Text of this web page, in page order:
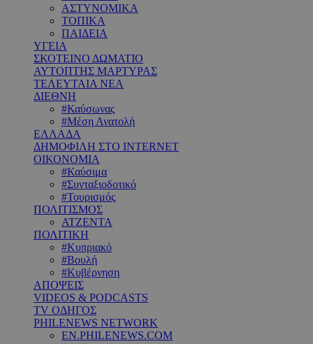
ΑΣΤΥΝΟΜΙΚΑ
ΤΟΠΙΚΑ
ΠΑΙΔΕΙΑ
ΥΓΕΙΑ
ΣΚΟΤΕΙΝΟ ΔΩΜΑΤΙΟ
ΑΥΤΟΠΤΗΣ ΜΑΡΤΥΡΑΣ
ΤΕΛΕΥΤΑΙΑ ΝΕΑ
ΔΙΕΘΝΗ
#Καύσωνας
#Μέση Ανατολή
ΕΛΛΑΔΑ
ΔΗΜΟΦΙΛΗ ΣΤΟ INTERNET
ΟΙΚΟΝΟΜΙΑ
#Καύσιμα
#Συνταξιοδοτικό
#Τουρισμός
ΠΟΛΙΤΙΣΜΟΣ
ΑΤΖΕΝΤΑ
ΠΟΛΙΤΙΚΗ
#Κυπριακό
#Βουλή
#Κυβέρνηση
ΑΠΟΨΕΙΣ
VIDEOS & PODCASTS
TV ΟΔΗΓΟΣ
PHILENEWS NETWORK
EN.PHILENEWS.COM